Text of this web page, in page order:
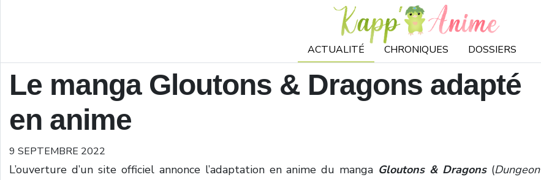
ACTUALITÉ CHRONIQUES DOSSIERS
Le manga Gloutons & Dragons adapté
en anime
9 SEPTEMBRE 2022
L’ouverture d’un site officiel annonce l’adaptation en anime du manga Gloutons & Dragons(Dungeon